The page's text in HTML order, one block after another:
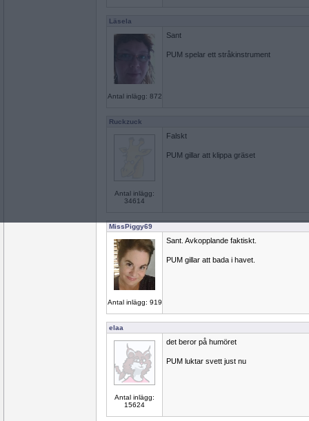
Läsela
Antal inlägg: 872
Sant
PUM spelar ett stråkinstrument
Ruckzuck
Antal inlägg:
34614
Falskt
PUM gillar att klippa gräset
MissPiggy69
Antal inlägg: 919
Sant. Avkopplande faktiskt.
PUM gillar att bada i havet.
elaa
Antal inlägg:
15624
det beror på humöret
PUM luktar svett just nu